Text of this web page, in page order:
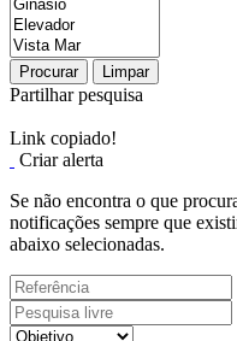
Procurar Limpar
Partilhar pesquisa
Link copiado!
Criar alerta
Se não encontra o que
notificações sempre que
abaixo selecionadas.